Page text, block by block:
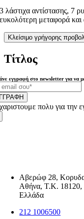
3 λάστιχα αντίστασης, 7
ευκολότερη μεταφορά
Κλείσιμο γρήγορης
Τίτλος
εγγραφή στο newsletter για να
πολυ για την
Αβερώφ 28,
Αθήνα, Τ.Κ. 18120,
Ελλάδα
212 1006500